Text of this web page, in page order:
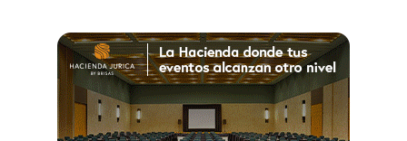
pertenece la casa), es la única
restricción del venue.
PA’ QUE TE CASES